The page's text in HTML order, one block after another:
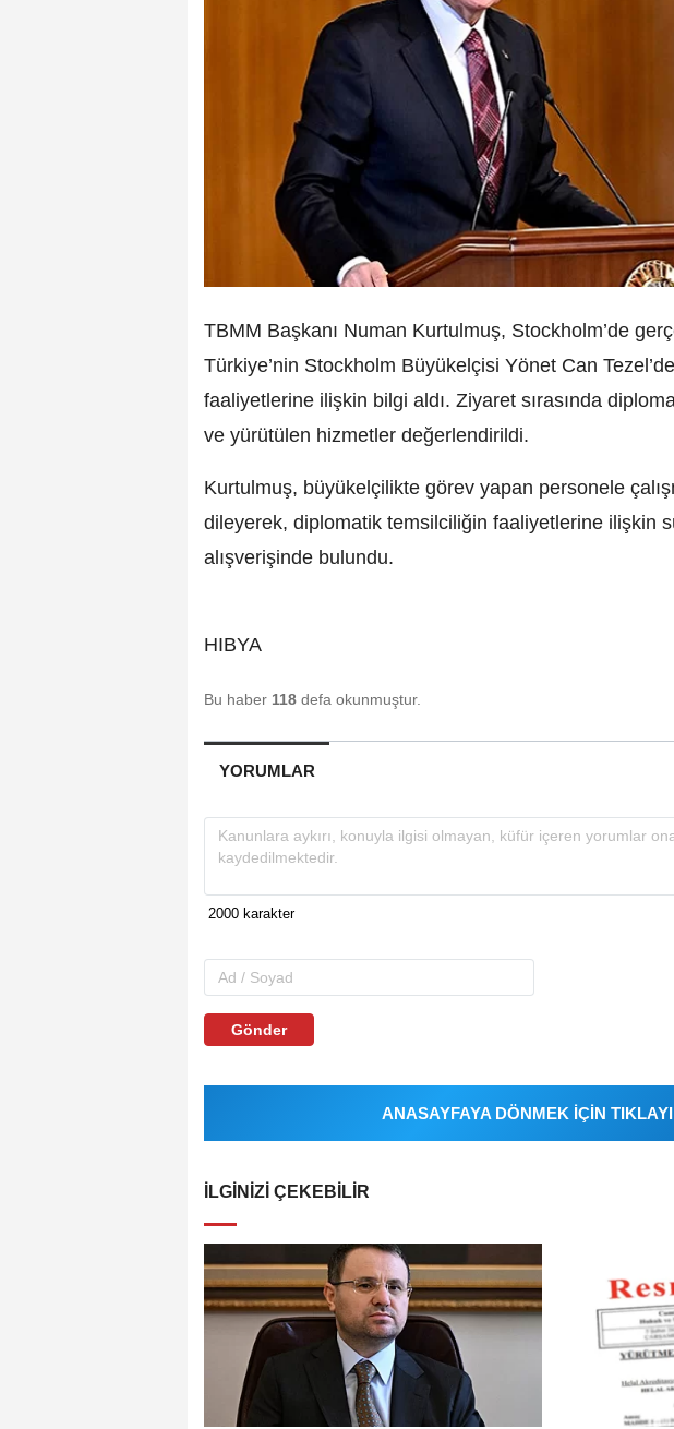
TBMM Başkanı Numan Kurtulmuş, Stockholm’de
Türkiye’nin Stockholm Büyükelçisi Yönet Can
faaliyetlerine ilişkin bilgi aldı. Ziyaret sırasında
ve yürütülen hizmetler değerlendirildi.
Kurtulmuş, büyükelçilikte görev yapan personele
dileyerek, diplomatik temsilciliğin faaliyetlerine ilişkin
alışverişinde bulundu.
HIBYA
Bu haber 118 defa okunmuştur.
YORUMLAR
Gönder
ANASAYFAYA DÖNMEK İÇİN
İLGINIZI ÇEKEBILIR